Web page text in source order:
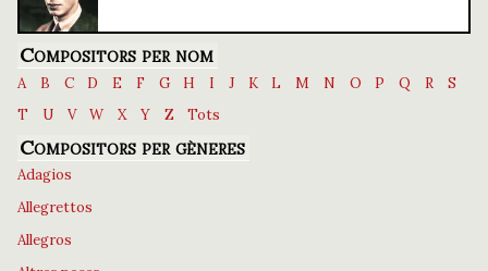
Compositors per nom
A B C D E F G H I J K L M N O P Q R
S
T
U V W X Y Z Tots
Compositors per gèneres
Adagios
Allegrettos
Allegros